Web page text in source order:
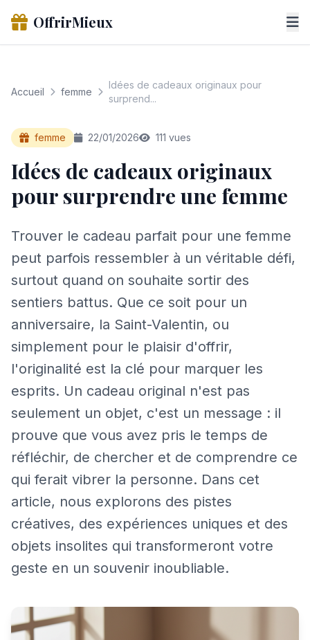
OffrirMieux
Accueil femme
Idées de cadeaux originaux pour
surprend...
femme 22/01/2026 111 vues
Idées de cadeaux originaux
pour surprendre une femme
Trouver le cadeau parfait pour une femme
peut parfois ressembler à un véritable défi,
surtout quand on souhaite sortir des
sentiers battus. Que ce soit pour un
anniversaire, la Saint-Valentin, ou
simplement pour le plaisir d'offrir,
l'originalité est la clé pour marquer les
esprits. Un cadeau original n'est pas
seulement un objet, c'est un message : il
prouve que vous avez pris le temps de
réfléchir, de chercher et de comprendre ce
qui ferait vibrer la personne. Dans cet
article, nous explorons des pistes
créatives, des expériences uniques et des
objets insolites qui transformeront votre
geste en un souvenir inoubliable.